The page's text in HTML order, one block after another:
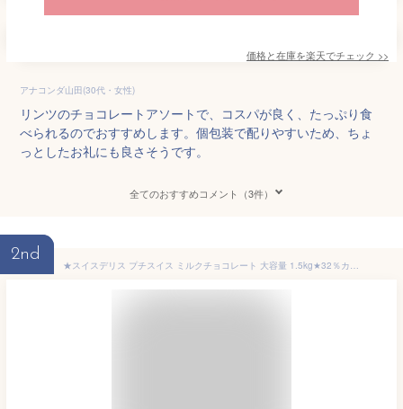
価格と在庫を楽天でチェック >>
アナコンダ山田(30代・女性)
リンツのチョコレートアソートで、コスパが良く、たっぷり食
べられるのでおすすめします。個包装で配りやすいため、ちょ
っとしたお礼にも良さそうです。
全てのおすすめコメント（3件）
2nd
★スイスデリス プチスイス ミルクチョコレート 大容量 1.5kg★32％カカオ スイス製 SWISS DELICE PETIT SUISSES 業務用 ハロウィン 個包装 お得用 たっぷり バレンタイン ホワイトデー お持たせ 海外 チョコ 配布用 お菓子 おしゃれ 駄菓子 お土産